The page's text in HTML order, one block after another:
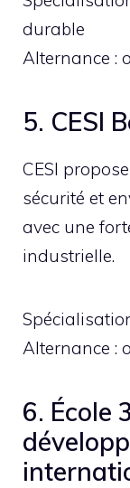
durable
Alternance :
5. CESI
CESI
sécurité et
avec une
industrielle.
Alternance :
6. École